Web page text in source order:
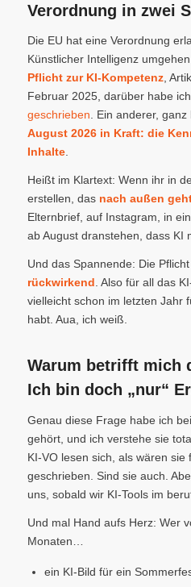
Verordnung in zwei
Die EU hat eine Verordnung
Künstlicher Intelligenz
Pflicht zur KI-Kompetenz,
Februar 2025, darüber habe
geschrieben. Ein anderer,
August 2026 in Kraft: die
Inhalte.
Heißt im Klartext: Wenn ihr in
erstellen, das nach außen
Elternbrief, auf Instagram, in
ab August dranstehen, dass KI
Und das Spannende: Die
rückwirkend. Also für all das
vielleicht schon im letzten Jahr
habt. Aua, ich weiß.
Warum betrifft mich
Ich bin doch „nur“
Genau diese Frage habe ich
gehört, und ich verstehe sie
KI-VO lesen sich, als wären sie
geschrieben. Sind sie auch.
uns, sobald wir KI-Tools im
Und mal Hand aufs Herz: Wer
Monaten…
ein KI-Bild für ein